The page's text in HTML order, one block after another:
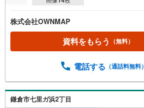
株式会社OWNMAP
資料をもらう （無料）
電話する （通話料無料）
鎌倉市七里ガ浜2丁目